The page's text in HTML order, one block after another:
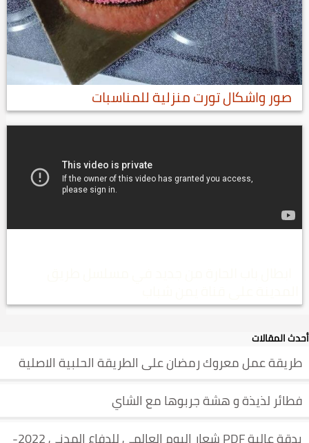
صور واشكال تورت منزلية للمناسبات
أحدث المقالات
طريقة عمل معروك رمضان على الطريقة الحلبية الاصلية
فطائر لذيذة و هشة جربوها مع الشاي